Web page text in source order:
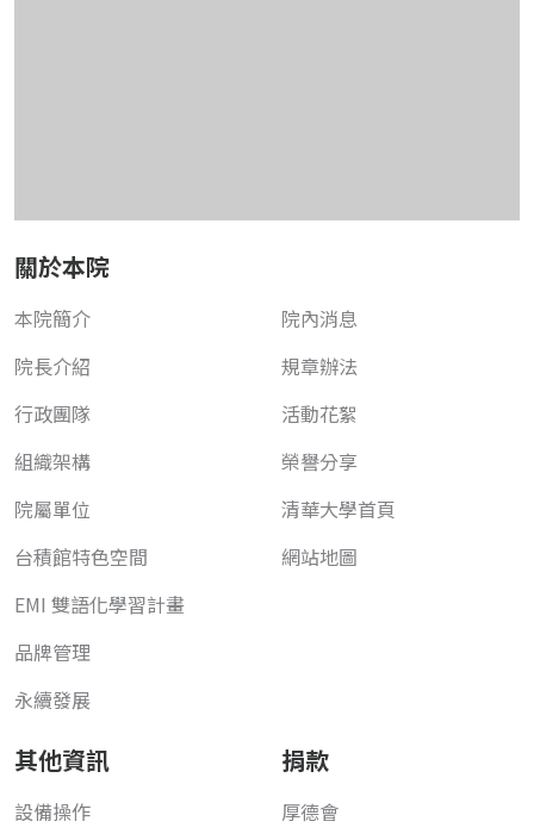
關於本院
本院簡介
院長介紹
行政團隊
組織架構
院屬單位
台積館特色空間
EMI 雙語化學習計畫
品牌管理
永續發展
院內消息
規章辦法
活動花絮
榮譽分享
清華大學首頁
網站地圖
其他資訊
設備操作
捐款
厚德會